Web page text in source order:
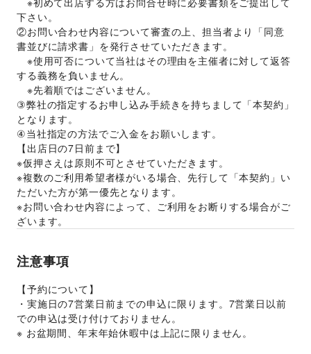
下さい。
②お問い合わせ内容について審査の上、担当者より「同意
書並びに請求書」を発行させていただきます。
※使用可否について当社はその理由を主催者に対して返答
する義務を負いません。
※先着順ではございません。
③弊社の指定するお申し込み手続きを持ちまして「本契約」
となります。
④当社指定の方法でご入金をお願いします。
【出店日の7日前まで】
※仮押さえは原則不可とさせていただきます。
※複数のご利用希望者様がいる場合、先行して「本契約」い
ただいた方が第一優先となります。
※お問い合わせ内容によって、ご利用をお断りする場合がご
ざいます。
注意事項
【予約について】
・実施日の7営業日前までの申込に限ります。7営業日以前
での申込は受け付けておりません。
※ お盆期間、年末年始休暇中は上記に限りません。